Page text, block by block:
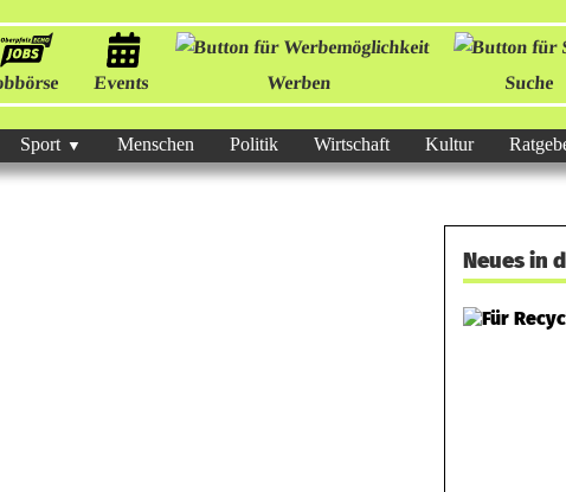
Events Werben Suche
Sport Menschen Politik Wirtschaft Kultur
Neues in